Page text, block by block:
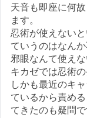
天音も即座に何
ます。
忍術が使えない
ていうのはなんか
邪眼なんて使え
キカゼでは忍術
しかも最近のキ
ているから責め
てきたのも疑問で